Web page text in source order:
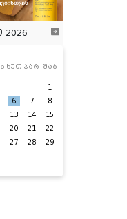
2026
ხუთ პარ შაბ
1
6 7
8
13 14
15
20 21
22
27 28
29